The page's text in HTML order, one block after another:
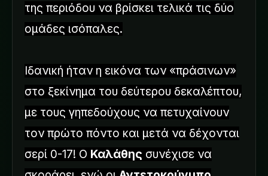
της περιόδου να βρίσκει τελικά τις δύο
ομάδες ισόπαλες.
Ιδανική ήταν η εικόνα των «πράσινων»
στο ξεκίνημα του δεύτερου δεκαλέπτου,
με τους γηπεδούχους να πετυχαίνουν
τον πρώτο πόντο και μετά να δέχονται
σερί 0-17! Ο Καλάθης συνέχισε να